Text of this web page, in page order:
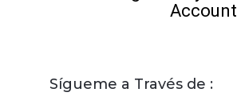
Sígueme a Través de :